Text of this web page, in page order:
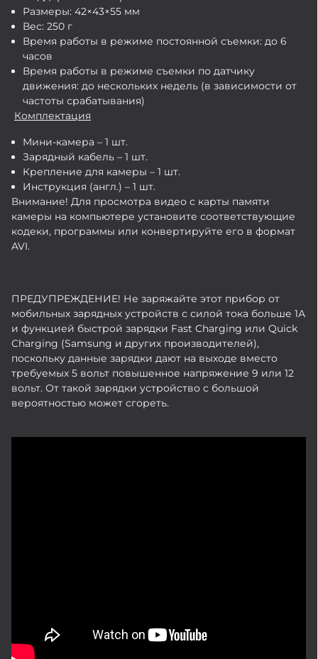
Размеры: 42×43×55 мм
Вес: 250 г
Время работы в режиме постоянной съемки: до 6
часов
Время работы в режиме съемки по датчику
движения: до нескольких недель (в зависимости от
частоты срабатывания)
Комплектация
Мини-камера – 1 шт.
Зарядный кабель – 1 шт.
Крепление для камеры – 1 шт.
Инструкция (англ.) – 1 шт.
Внимание! Для просмотра видео с карты памяти
камеры на компьютере установите соответствующие
кодеки, программы или конвертируйте его в формат
AVI.
ПРЕДУПРЕЖДЕНИЕ! Не заряжайте этот прибор от
мобильных зарядных устройств с силой тока больше 1А
и функцией быстрой зарядки Fast Charging или Quick
Charging (Samsung и других производителей),
поскольку данные зарядки дают на выходе вместо
требуемых 5 вольт повышенное напряжение 9 или 12
вольт. От такой зарядки устройство с большой
вероятностью может сгореть.